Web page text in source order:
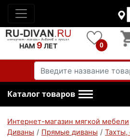
НАМ 9 ЛЕТ 0
Каталог товаров
Интернет-магазин мягкой мебели
Диваны / Прямые диваны /